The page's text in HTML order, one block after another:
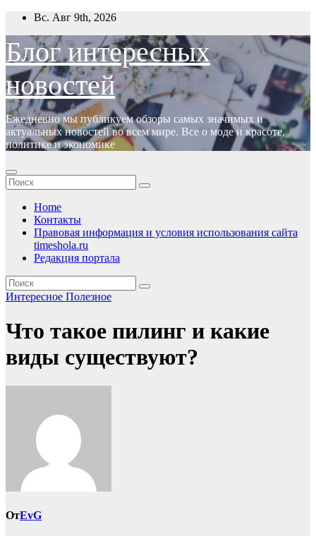
Перейти
содержимому
Вс. Авг 9th, 2026
Блог интересных
новостей
Ежедневно мы публикуем обзоры самых значимых и
актуальных новостей во всем мире. Все о моде и красоте,
политике и экономике
Home
Контакты
Правовая информация и условия использования сайта
timeshola.ru
Редакция портала
Интересное Полезное
Что такое пилинг и какие
виды существуют?
ОтEvG